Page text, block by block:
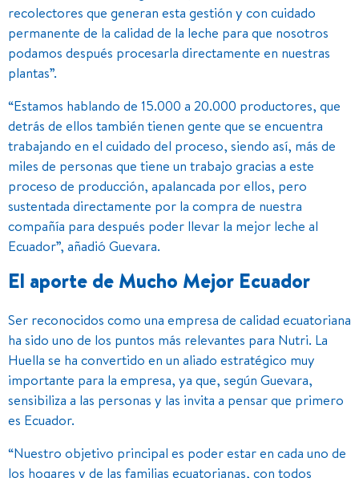
recolectores que generan esta gestión y con cuidado
permanente de la calidad de la leche para que nosotros
podamos después procesarla directamente en nuestras
plantas”.
“Estamos hablando de 15.000 a 20.000 productores, que
detrás de ellos también tienen gente que se encuentra
trabajando en el cuidado del proceso, siendo así, más de
miles de personas que tiene un trabajo gracias a este
proceso de producción, apalancada por ellos, pero
sustentada directamente por la compra de nuestra
compañía para después poder llevar la mejor leche al
Ecuador”, añadió Guevara.
El aporte de Mucho Mejor Ecuador
Ser reconocidos como una empresa de calidad ecuatoriana
ha sido uno de los puntos más relevantes para Nutri. La
Huella se ha convertido en un aliado estratégico muy
importante para la empresa, ya que, según Guevara,
sensibiliza a las personas y las invita a pensar que primero
es Ecuador.
“Nuestro objetivo principal es poder estar en cada uno de
los hogares y de las familias ecuatorianas, con todos